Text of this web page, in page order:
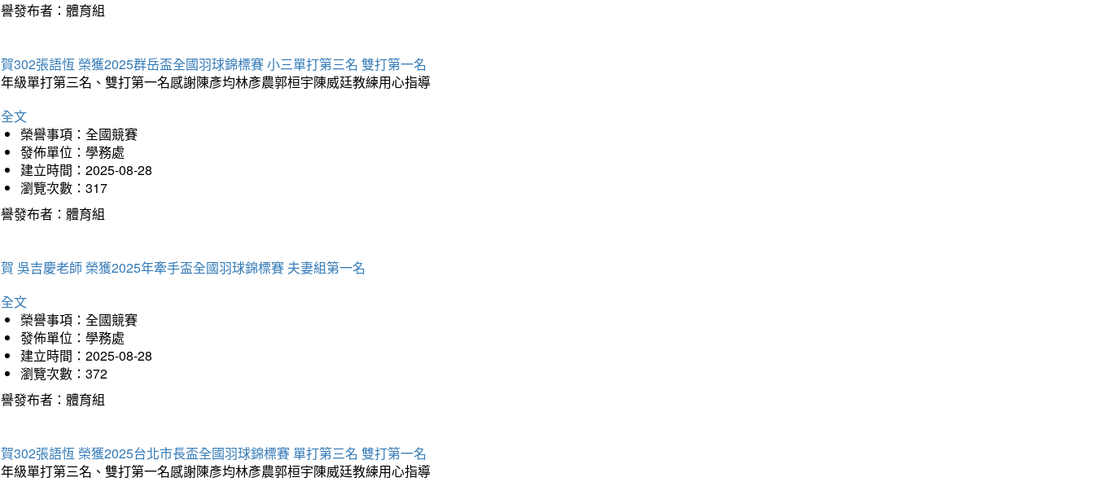
發布者：體育組
302張語恆 榮獲2025群岳盃全國羽球錦標賽 小三單打第三名 雙打第一名
級單打第三名、雙打第一名感謝陳彥均林彥農郭桓宇陳威廷教練用心指導
文
榮譽事項：全國競賽
發佈單位：學務處
建立時間：2025-08-28
瀏覽次數：317
發布者：體育組
吳吉慶老師 榮獲2025年牽手盃全國羽球錦標賽 夫妻組第一名
文
榮譽事項：全國競賽
發佈單位：學務處
建立時間：2025-08-28
瀏覽次數：372
發布者：體育組
302張語恆 榮獲2025台北市長盃全國羽球錦標賽 單打第三名 雙打第一名
級單打第三名、雙打第一名感謝陳彥均林彥農郭桓宇陳威廷教練用心指導